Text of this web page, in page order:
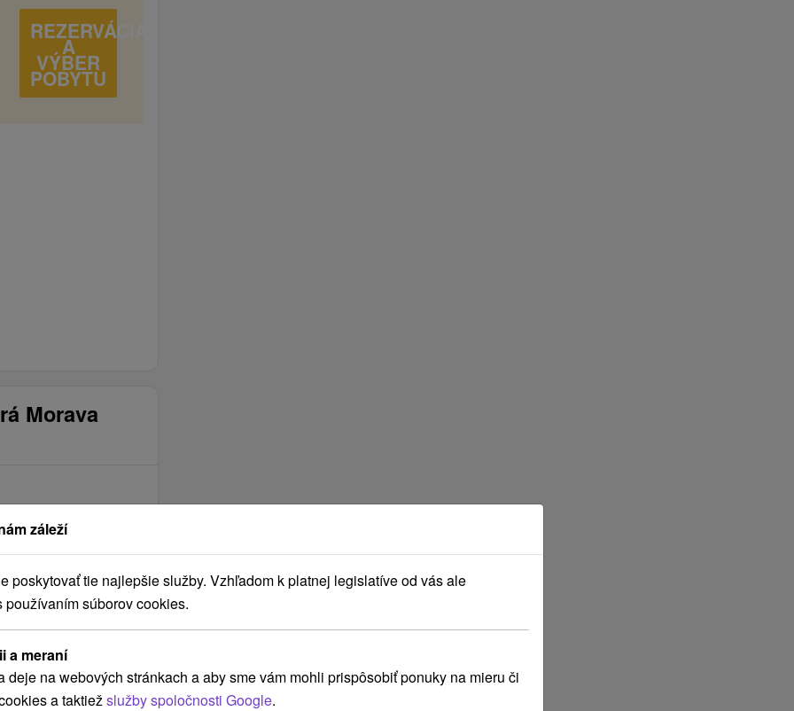
REZERVÁCIA
A
VÝBER
POBYTU
Morava
záleží
poskytovať tie najlepšie služby. Vzhľadom k platnej legislatíve od vás ale
súborov cookies.
a meraní
deje na webových stránkach a aby sme vám mohli prispôsobiť ponuky na mieru či
a taktiež služby spoločnosti Google.